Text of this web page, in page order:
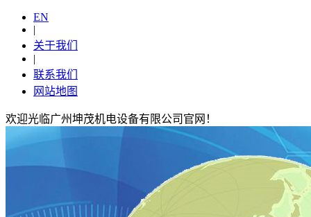
EN
|
关于我们
|
联系我们
网站地图
欢迎光临广州坤茂机电设备有限公司官网！